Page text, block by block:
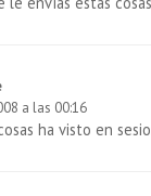
a las 00:16
ha visto en